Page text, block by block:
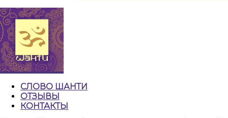
СЛОВО ШАНТИ
ОТЗЫВЫ
КОНТАКТЫ